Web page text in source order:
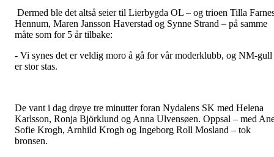
Dermed ble det altså seier til Lierbygda OL – og trioen Tilla
Hennum, Maren Jansson Haverstad og Synne Strand – på samme
måte som for 5 år tilbake:
- Vi synes det er veldig moro å gå for vår moderklubb, og NM-gull
er stor stas.
De vant i dag drøye tre minutter foran Nydalens SK med Helena
Karlsson, Ronja Björklund og Anna Ulvensøen. Oppsal – med
Sofie Krogh, Arnhild Krogh og Ingeborg Roll Mosland – tok
bronsen.